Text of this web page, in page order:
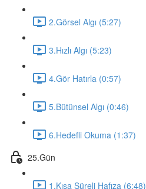
2.Görsel Algı (5:27)
3.Hızlı Algı (5:23)
4.Gör Hatırla (0:57)
5.Bütünsel Algı (0:46)
6.Hedefli Okuma (1:37)
25.Gün
1.Kısa Süreli Hafıza (6:48)